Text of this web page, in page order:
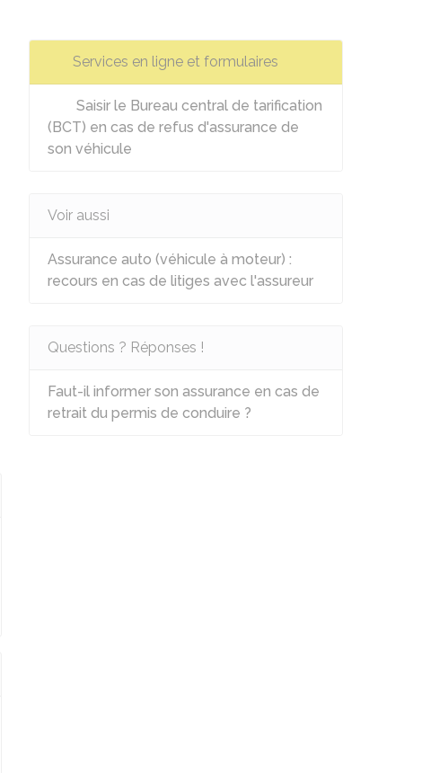
Services en ligne et formulaires
Saisir le Bureau central de tarification
(BCT) en cas de refus d'assurance de
son véhicule
Voir aussi
Assurance auto (véhicule à moteur) :
recours en cas de litiges avec l'assureur
Questions ? Réponses !
Faut-il informer son assurance en cas de
retrait du permis de conduire ?